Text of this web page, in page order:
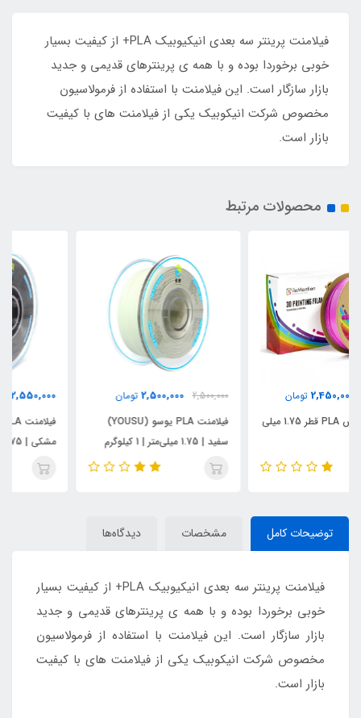
فیلامنت پرینتر سه بعدی انیکیوبیک PLA+ از کیفیت بسیار
خوبی برخوردا بوده و با همه ی پرینترهای قدیمی و جدید
بازار سازگار است. این فیلامنت با استفاده از فرمولاسیون
مخصوص شرکت انیکوبیک یکی از فیلامنت های با کیفیت
بازار است.
محصولات مرتبط
2,500,000
2,500,000
تومان
فیلامنت PLA یوسو (YOUSU)
2,550,000
فیلامنت PLA یوسو (YOUSU)
مشکی | 1.75 میلی‌متر | 1 کیلوگرم
توضیحات کامل مشخصات دیدگاه‌ها
فیلامنت پرینتر سه بعدی انیکیوبیک PLA+ از کیفیت بسیار
خوبی برخوردا بوده و با همه ی پرینترهای قدیمی و جدید
بازار سازگار است. این فیلامنت با استفاده از فرمولاسیون
مخصوص شرکت انیکوبیک یکی از فیلامنت های با کیفیت
بازار است.